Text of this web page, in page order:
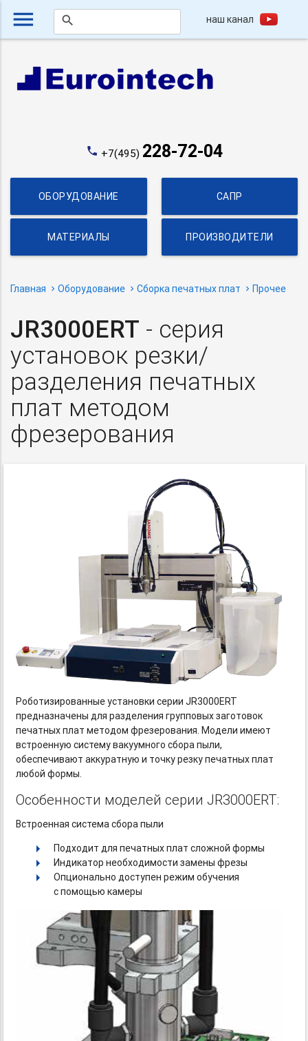
menu search наш канал
phone +7(495) 228-72-04
ОБОРУДОВАНИЕ САПР
МАТЕРИАЛЫ ПРОИЗВОДИТЕЛИ
Главная Оборудование Сборка печатных плат Прочее
JR3000ERT - серия
установок резки/
разделения печатных
плат методом
фрезерования
Роботизированные установки серии JR3000ERT
предназначены для разделения групповых заготовок
печатных плат методом фрезерования. Модели имеют
встроенную систему вакуумного сбора пыли,
обеспечивают аккуратную и точку резку печатных плат
любой формы.
Особенности моделей серии JR3000ERT:
Встроенная система сбора пыли
Подходит для печатных плат сложной формы
Индикатор необходимости замены фрезы
Опционально доступен режим обучения
с помощью камеры